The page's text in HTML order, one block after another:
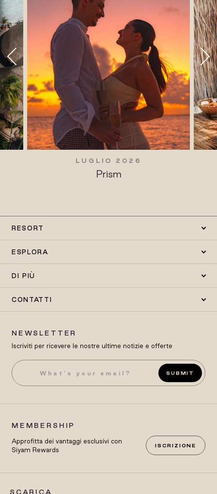
LUGLIO 2026
Prism
RESORT
ESPLORA
DI PIÙ
CONTATTI
NEWSLETTER
Iscriviti per ricevere le nostre ultime notizie e offerte
SUBMIT
MEMBERSHIP
Approfitta dei vantaggi esclusivi con
Siyam Rewards
ISCRIZIONE
SCARICA